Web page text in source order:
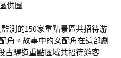
供圖
測的150家重點景區共招待游
角。故事中的女配角在這部劇
古驛道重點區域共招待游客